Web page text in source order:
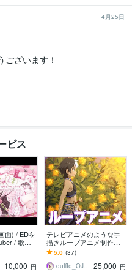
4月25日
ざいます！
ビス
面) / EDを
/ 歌い
ん向け！
10,000 円
テレビアニメのような手
描きループアニメ制作し
ます 配信のOPやED、ア
イキャッチに最適！
5.0 (37)
duffle_OJ【アニメーション作家】 25,000 円